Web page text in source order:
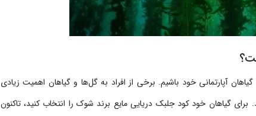
آپارتمانی خود باشیم. برخی از افراد به گل‌ها و گیاهان اهمیت زیادی
گیاهان خود کود جلبک دریایی مایع برند شوک را انتخاب کنید، تاکنون